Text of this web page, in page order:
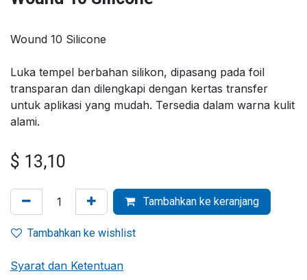
Wound 10 Silicone
Luka tempel berbahan silikon, dipasang pada foil
transparan dan dilengkapi dengan kertas transfer
untuk aplikasi yang mudah. Tersedia dalam warna kulit
alami.
$ 13,10
Tambahkan ke keranjang
Tambahkan ke wishlist
Syarat dan Ketentuan